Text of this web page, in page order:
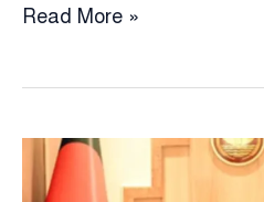
যুদ্ধের
২২
দিনে
Read More »